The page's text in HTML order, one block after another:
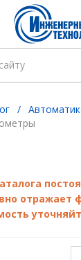
/
отражает